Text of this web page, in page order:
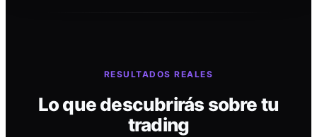
RESULTADOS REALES
Lo que descubrirás sobre tu
trading